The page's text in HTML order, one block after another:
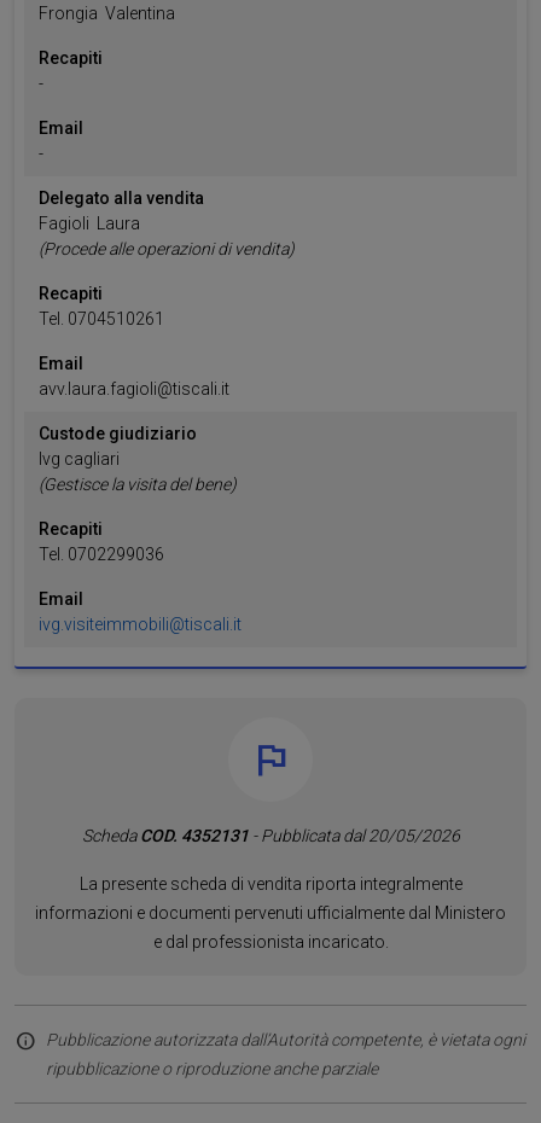
Frongia Valentina
Recapiti
-
Email
-
Delegato alla vendita
Fagioli
Laura
(Procede alle operazioni di vendita)
Recapiti
Tel. 0704510261
Email
avv.laura.fagioli@tiscali.it
Custode giudiziario
Ivg cagliari
(Gestisce la visita del bene)
Recapiti
Tel. 0702299036
Email
ivg.visiteimmobili@tiscali.it
SchedaCOD. 4352131- Pubblicata dal 20/05/2026
La presente scheda di vendita riporta integralmente
informazioni e documenti pervenuti ufficialmente dal Ministero
e dal professionista incaricato.
Pubblicazione autorizzata dall’Autorità competente, è vietata ogni
ripubblicazione o riproduzione anche parziale